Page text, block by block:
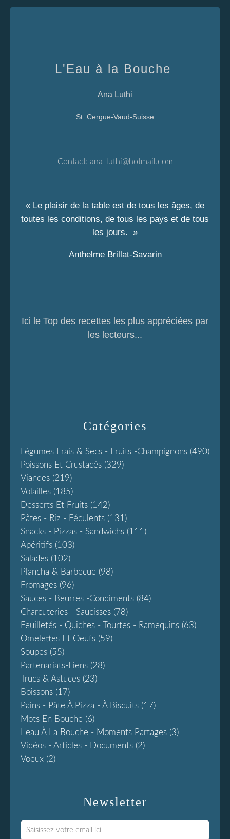
Newsletter
Catégories
Légumes Frais & Secs - Fruits -champignons (490)
Poissons Et Crustacés (329)
Viandes (219)
Volailles (185)
Desserts Et Fruits (142)
Pâtes - Riz - Féculents (131)
Snacks - Pizzas - Sandwichs (111)
Apéritifs (103)
Salades (102)
Plancha & Barbecue (98)
Fromages (96)
Sauces - Beurres -condiments (84)
Charcuteries - Saucisses (78)
Feuilletés - Quiches - Tourtes - Ramequins (63)
Omelettes Et Oeufs (59)
Soupes (55)
Partenariats-Liens (28)
Trucs & Astuces (23)
Boissons (17)
Pains - Pâte À Pizza - À Biscuits (17)
Mots En Bouche (6)
L'eau À La Bouche - Moments Partages (3)
Vidéos - Articles - Documents (2)
Voeux (2)
L'Eau à la Bouche
Ana Luthi
St. Cergue-Vaud-Suisse
Contact: ana_luthi@hotmail.com
« Le plaisir de la table est de tous les âges, de
toutes les conditions, de tous les pays et de tous
les jours. »
Anthelme Brillat-Savarin
Ici le Top des recettes les plus appréciées par
les lecteurs...